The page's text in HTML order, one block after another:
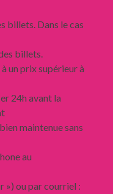
billets. Dans le cas
billets.
un prix supérieur à
24h avant la
maintenue sans
au
») ou par courriel :